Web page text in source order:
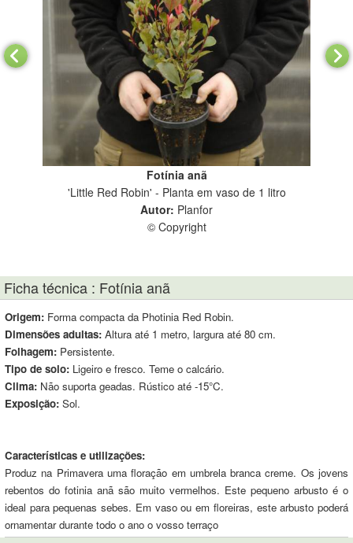
Fotínia anã
'Little Red Robin' - Planta em vaso de 1 litro
Autor: Planfor
© Copyright
Ficha técnica : Fotínia anã
Origem: Forma compacta da Photinia Red Robin.
Dimensões adultas: Altura até 1 metro, largura até 80 cm.
Folhagem: Persistente.
Tipo de solo: Ligeiro e fresco. Teme o calcário.
Clima: Não suporta geadas. Rústico até -15°C.
Exposição: Sol.
Características e utilizações:
Produz na Primavera uma floração em umbrela branca creme. Os jovens
rebentos do fotinia anã são muito vermelhos. Este pequeno arbusto é o
ideal para pequenas sebes. Em vaso ou em floreiras, este arbusto poderá
ornamentar durante todo o ano o vosso terraço